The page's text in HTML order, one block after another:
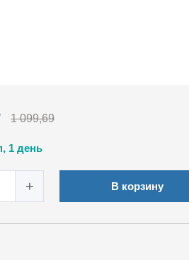
1 099,69
1 день
+ В корзину